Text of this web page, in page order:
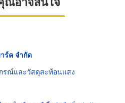
ร์ค จำกัด
รณ์และวัสดุสะท้อนแสง